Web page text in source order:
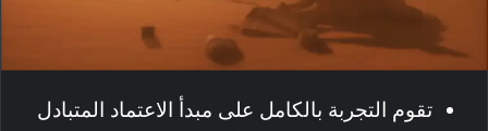
تقوم التجربة بالكامل على مبدأ الاعتماد المتبادل